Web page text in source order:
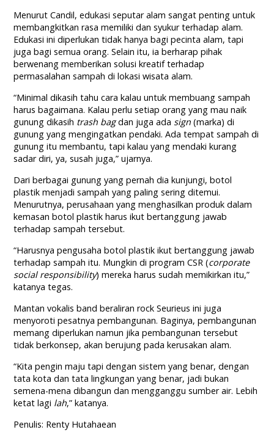
Menurut Candil, edukasi seputar alam sangat penting untuk
membangkitkan rasa memiliki dan syukur terhadap alam.
Edukasi ini diperlukan tidak hanya bagi pecinta alam, tapi
juga bagi semua orang. Selain itu, ia berharap pihak
berwenang memberikan solusi kreatif terhadap
permasalahan sampah di lokasi wisata alam.
“Minimal dikasih tahu cara kalau untuk membuang sampah
harus bagaimana. Kalau perlu setiap orang yang mau naik
gunung dikasih trash bagdan juga ada sign (marka) di
gunung yang mengingatkan pendaki. Ada tempat sampah di
gunung itu membantu, tapi kalau yang mendaki kurang
sadar diri, ya, susah juga,” ujarnya.
Dari berbagai gunung yang pernah dia kunjungi, botol
plastik menjadi sampah yang paling sering ditemui.
Menurutnya, perusahaan yang menghasilkan produk dalam
kemasan botol plastik harus ikut bertanggung jawab
terhadap sampah tersebut.
“Harusnya pengusaha botol plastik ikut bertanggung jawab
terhadap sampah itu. Mungkin di program CSR (corporate
social responsibility) mereka harus sudah memikirkan itu,”
katanya tegas.
Mantan vokalis band beraliran rock Seurieus ini juga
menyoroti pesatnya pembangunan. Baginya, pembangunan
memang diperlukan namun jika pembangunan tersebut
tidak berkonsep, akan berujung pada kerusakan alam.
“Kita pengin maju tapi dengan sistem yang benar, dengan
tata kota dan tata lingkungan yang benar, jadi bukan
semena-mena dibangun dan mengganggu sumber air. Lebih
ketat lagi lah,” katanya.
Penulis: Renty Hutahaean